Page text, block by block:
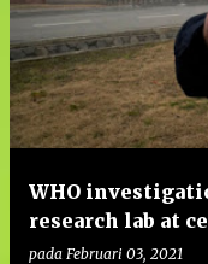
WHO
research lab at
pada Februari 03, 2021